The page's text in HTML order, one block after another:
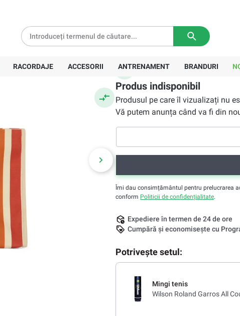
RACORDAJE ACCESORII ANTRENAMENT BRANDURI
345,90 Lei
Preț recomandat:357,00 Lei
Produs indisponibil
Produsul pe care îl vizualizați nu
Vă putem anunța când va fi din
Îmi dau consimțământul pentru prelucrarea
conform Politicii de confidențialitate.
Expediere în termen de 24 de ore
Cumpără și economisește cu
Potrivește setul:
Mingi tenis
Wilson Roland Garros All